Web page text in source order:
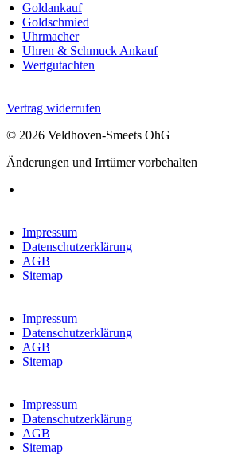
Goldankauf
Goldschmied
Uhrmacher
Uhren & Schmuck Ankauf
Wertgutachten
Vertrag widerrufen
© 2026 Veldhoven-Smeets OhG
Änderungen und Irrtümer vorbehalten
Impressum
Datenschutzerklärung
AGB
Sitemap
Impressum
Datenschutzerklärung
AGB
Sitemap
Impressum
Datenschutzerklärung
AGB
Sitemap